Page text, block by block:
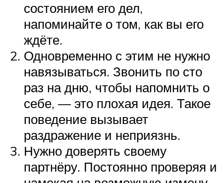
состоянием его дел,
напоминайте о том, как вы его
ждёте.
Одновременно с этим не нужно
навязываться. Звонить по сто
раз на дню, чтобы напомнить о
себе, — это плохая идея. Такое
поведение вызывает
раздражение и неприязнь.
Нужно доверять своему
партнёру. Постоянно проверяя и